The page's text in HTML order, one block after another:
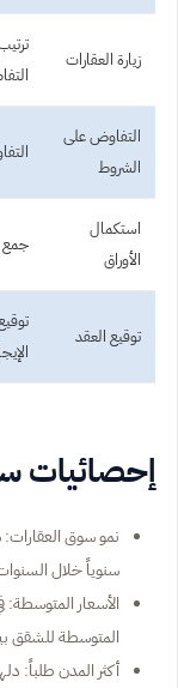
زيارة العقارات
التفاوض على
الشروط
استكمال
الأوراق
جمع
توقيع العقد
إحصائيات
سنوياً خلال
الأسعار المتوسطة:
المتوسطة للشقق بين 50,000 إلى 80,000 روبية
أكثر المدن طلباً: